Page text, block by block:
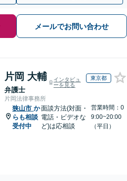
メールでお問い合わせ
片岡 大輔
弁護士
インタビュ
ーを見る
東京都
片岡法律事務所
狭山市 か
らも相談
受付中
面談方法(対面・
電話・ビデオな
ど)は応相談
営業時間：0
9:00~20:00
（平日）